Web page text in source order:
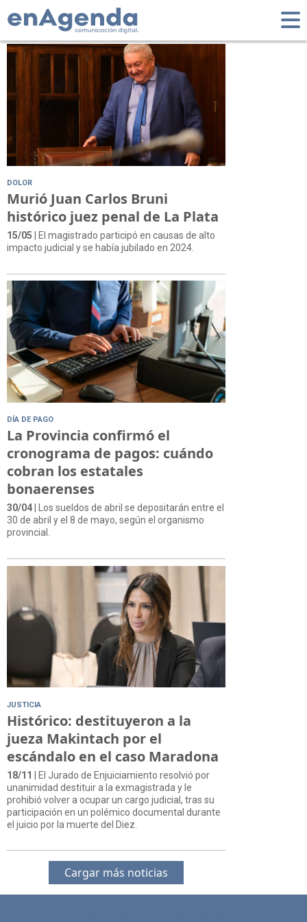
Tag: Poder Judicial
DOLOR
Murió Juan Carlos Bruni
histórico juez penal de La Plata
15/05 | El magistrado participó en causas de alto
impacto judicial y se había jubilado en 2024.
DÍA DE PAGO
La Provincia confirmó el
cronograma de pagos: cuándo
cobran los estatales
bonaerenses
30/04 | Los sueldos de abril se depositarán entre el
30 de abril y el 8 de mayo, según el organismo
provincial.
JUSTICIA
Histórico: destituyeron a la
jueza Makintach por el
escándalo en el caso Maradona
18/11 | El Jurado de Enjuiciamiento resolvió por
unanimidad destituir a la exmagistrada y le
prohibió volver a ocupar un cargo judicial, tras su
participación en un polémico documental durante
el juicio por la muerte del Diez.
Cargar más noticias